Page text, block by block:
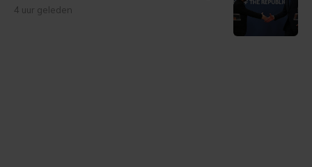
4 uur geleden